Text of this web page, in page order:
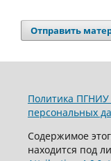
Отправить
Политика
персональных
Содержимое
находится под